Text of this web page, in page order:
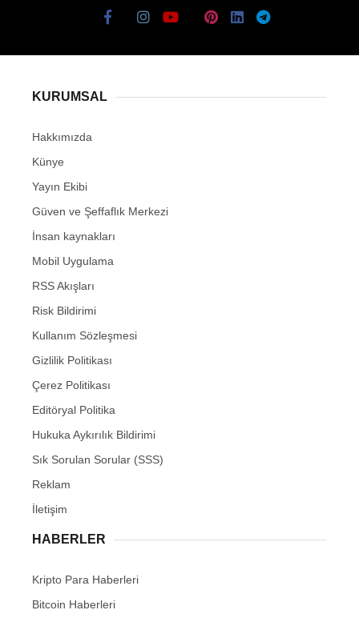
KURUMSAL
Hakkımızda
Künye
Yayın Ekibi
Güven ve Şeffaflık Merkezi
İnsan kaynakları
Mobil Uygulama
RSS Akışları
Risk Bildirimi
Kullanım Sözleşmesi
Gizlilik Politikası
Çerez Politikası
Editöryal Politika
Hukuka Aykırılık Bildirimi
Sık Sorulan Sorular (SSS)
Reklam
İletişim
HABERLER
Kripto Para Haberleri
Bitcoin Haberleri